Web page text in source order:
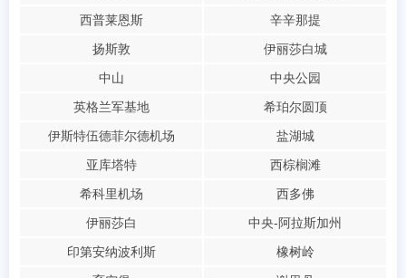
西普莱恩斯
辛辛那提
扬斯敦
伊丽莎白城
中山
中央公园
英格兰军基地
希珀尔圆顶
伊斯特伍德菲尔德机场
盐湖城
亚库塔特
西棕榈滩
希科里机场
西多佛
伊丽莎白
中央-阿拉斯加州
印第安纳波利斯
橡树岭